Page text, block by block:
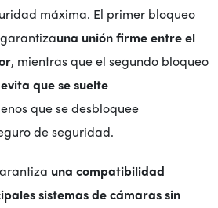
máxima. El primer bloqueo
una unión firme entre el
, mientras que el segundo bloqueo
que se suelte
que se desbloquee
de seguridad.
una compatibilidad
sistemas de cámaras sin